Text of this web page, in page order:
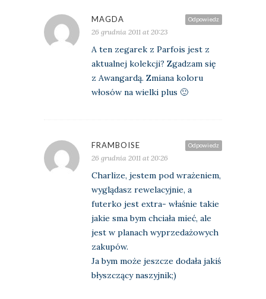
Odpowiedz
MAGDA
26 grudnia 2011 at 20:23
A ten zegarek z Parfois jest z
aktualnej kolekcji? Zgadzam się
z Awangardą. Zmiana koloru
włosów na wielki plus 🙂
Odpowiedz
FRAMBOISE
26 grudnia 2011 at 20:26
Charlize, jestem pod wrażeniem,
wyglądasz rewelacyjnie, a
futerko jest extra- właśnie takie
jakie sma bym chciała mieć, ale
jest w planach wyprzedażowych
zakupów.
Ja bym może jeszcze dodała jakiś
błyszczący naszyjnik;)